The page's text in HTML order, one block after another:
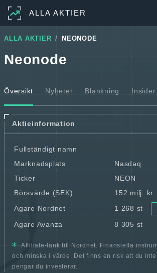
ALLA AKTIER
ALLA AKTIER NEONODE
Neonode
Översikt Nyheter Blankning Insider
Aktieinformation
Fullständigt namn
Marknadsplats
Nasdaq
Ticker
NEON
Börsvärde (SEK)
152 milj. kr
Ägare Nordnet
1 268 st
Ägare Avanza 8 305 st
Affiliate-länk till Nordnet. Finansiella
och minska i värde. Det finns en risk att du
pengar du investerar.